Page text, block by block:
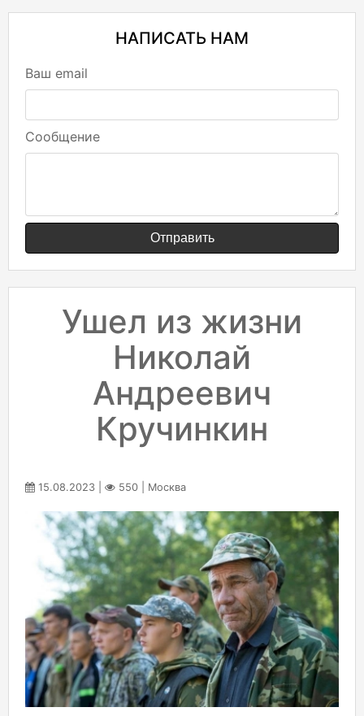
НАПИСАТЬ НАМ
Ваш email
Сообщение
Отправить
Ушел из жизни
Николай
Андреевич
Кручинкин
15.08.2023 | 550 | Москва